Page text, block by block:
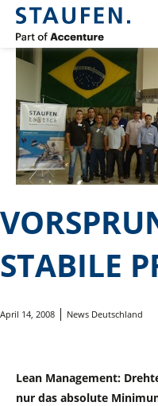
STABILE
April 14, 2008 News Deutschland
Lean Management:
nur das absolute